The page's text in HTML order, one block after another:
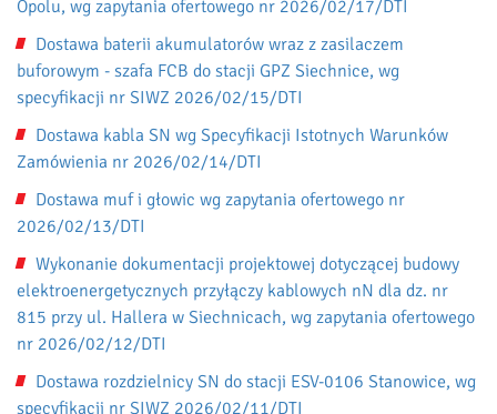
Opolu, wg zapytania ofertowego nr 2026/02/17/DTI
Dostawa baterii akumulatorów wraz z zasilaczem
buforowym - szafa FCB do stacji GPZ Siechnice, wg
specyfikacji nr SIWZ 2026/02/15/DTI
Dostawa kabla SN wg Specyfikacji Istotnych Warunków
Zamówienia nr 2026/02/14/DTI
Dostawa muf i głowic wg zapytania ofertowego nr
2026/02/13/DTI
Wykonanie dokumentacji projektowej dotyczącej budowy
elektroenergetycznych przyłączy kablowych nN dla dz. nr
815 przy ul. Hallera w Siechnicach, wg zapytania ofertowego
nr 2026/02/12/DTI
Dostawa rozdzielnicy SN do stacji ESV-0106 Stanowice, wg
specyfikacji nr SIWZ 2026/02/11/DTI